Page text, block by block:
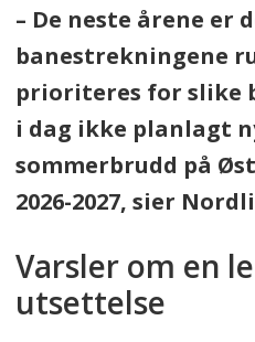
– De neste årene er
banestrekningene
prioriteres for slike
i dag ikke planlagt
sommerbrudd på
2026-2027, sier
Varsler om en
utsettelse